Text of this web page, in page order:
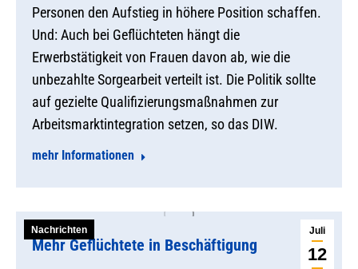
Personen den Aufstieg in höhere Position schaffen.
Und: Auch bei Geflüchteten hängt die
Erwerbstätigkeit von Frauen davon ab, wie die
unbezahlte Sorgearbeit verteilt ist. Die Politik sollte
auf gezielte Qualifizierungsmaßnahmen zur
Arbeitsmarktintegration setzen, so das DIW.
mehr Informationen
Juli
12
Nachrichten
Mehr Geflüchtete in Beschäftigung